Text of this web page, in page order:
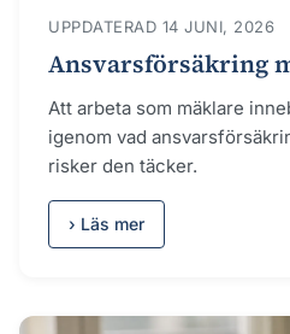
UPPDATERAD 14 JUNI, 2026
Ansvarsförsäkring
Att arbeta som mäklare
igenom vad
risker den täcker.
› Läs mer